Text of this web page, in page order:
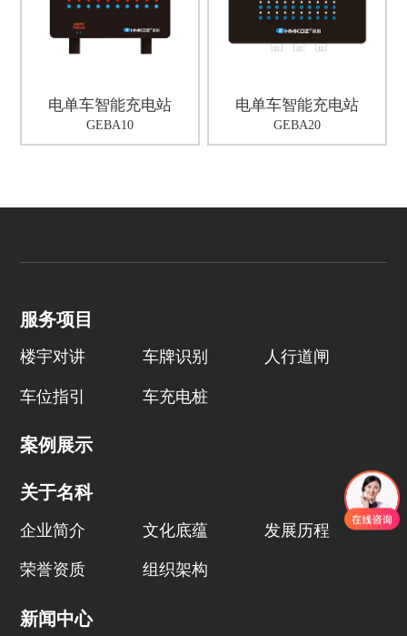
电单车智能充电站
GEBA10
电单车智能充电站
GEBA20
服务项目
楼宇对讲 车牌识别 人行道闸
车位指引 车充电桩
案例展示
关于名科
企业简介 文化底蕴 发展历程
荣誉资质 组织架构
新闻中心